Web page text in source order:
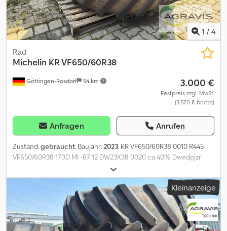
1 / 4
Göttingen-Rosdorf 54 km
Rad
Michelin KR VF650/60R38
3.000 €
Festpreis zzgl. MwSt.
(3.570 € brutto)
Anfragen Anrufen
Zustand:gebraucht, Baujahr: 2023, KR VF650/60R38 0010 R445
VF650/60R38 170D MI -67 12 DW23X38 0020 ca 40% Dwedpjzr
Kleinanzeige